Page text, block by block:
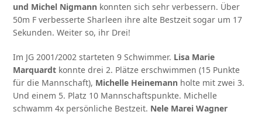
und Michel Nigmann konnten sich sehr verbessern. Über
50m F verbesserte Sharleen ihre alte Bestzeit sogar um 17
Sekunden. Weiter so, ihr Drei!
Im JG 2001/2002 starteten 9 Schwimmer. Lisa Marie
Marquardt konnte drei 2. Plätze erschwimmen (15 Punkte
für die Mannschaft), Michelle Heinemann holte mit zwei 3.
Und einem 5. Platz 10 Mannschaftspunkte. Michelle
schwamm 4x persönliche Bestzeit. Nele Marei Wagner